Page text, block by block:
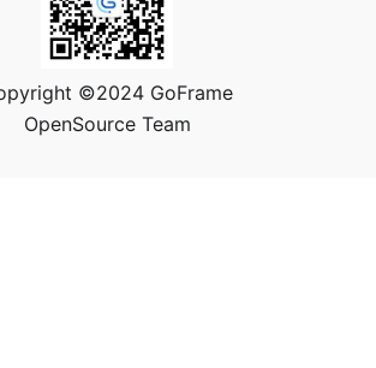
©2024 GoFrame
OpenSource Team